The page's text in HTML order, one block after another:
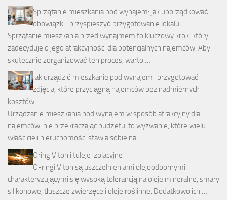
Sprzątanie mieszkania pod wynajem: jak uporządkować
obowiązki i przyspieszyć przygotowanie lokalu
Sprzątanie mieszkania przed wynajmem to kluczowy krok, który
zadecyduje o jego atrakcyjności dla potencjalnych najemców. Aby
skutecznie zorganizować ten proces, warto …
Jak urządzić mieszkanie pod wynajem i przygotować
zdjęcia, które przyciągną najemców bez nadmiernych
kosztów
Urządzanie mieszkania pod wynajem w sposób atrakcyjny dla
najemców, nie przekraczając budżetu, to wyzwanie, które wielu
właścicieli nieruchomości stawia sobie na …
Oring Viton i tuleje izolacyjne
O-ringi Viton są uszczelnieniami olejoodpornymi
charakteryzującymi się wysoką tolerancją na oleje mineralne, smary
silikonowe, tłuszcze zwierzęce i oleje roślinne. Dodatkowo ich …